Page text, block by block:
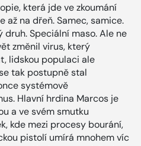
která jde ve zkoumání
až na dřeň. Samec, samice.
druh. Speciální maso. Ale ne
změnil virus, který
lidskou populaci ale
tak postupně stal
systémově
Hlavní hrdina Marcos je
a ve svém smutku
kde mezi procesy bourání,
pistolí umírá mnohem víc